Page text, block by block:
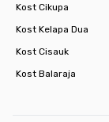
Kost Cikupa
Kost Kelapa Dua
Kost Cisauk
Kost Balaraja